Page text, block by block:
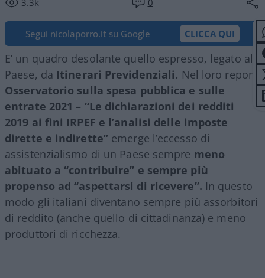
Segui nicolaporro.it su Google CLICCA QUI
E’ un quadro desolante quello espresso, legato al
Paese, da Itinerari Previdenziali. Nel loro report:
Osservatorio sulla spesa pubblica e sulle
entrate 2021 – “Le dichiarazioni dei redditi
2019 ai fini IRPEF e l’analisi delle imposte
dirette e indirette” emerge l’eccesso di
assistenzialismo di un Paese sempre meno
abituato a “contribuire” e sempre più
propenso ad “aspettarsi di ricevere”. In questo
modo gli italiani diventano sempre più assorbitori
di reddito (anche quello di cittadinanza) e meno
produttori di ricchezza.